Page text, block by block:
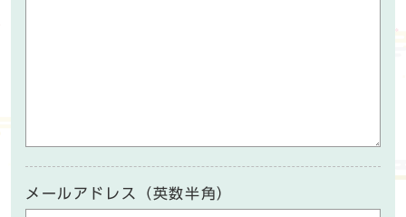
メールアドレス（英数半角）